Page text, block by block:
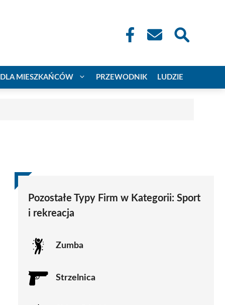
DLA MIESZKAŃCÓW PRZEWODNIK LUDZIE
Pozostałe Typy Firm w Kategorii: Sport
i rekreacja
Zumba
Strzelnica